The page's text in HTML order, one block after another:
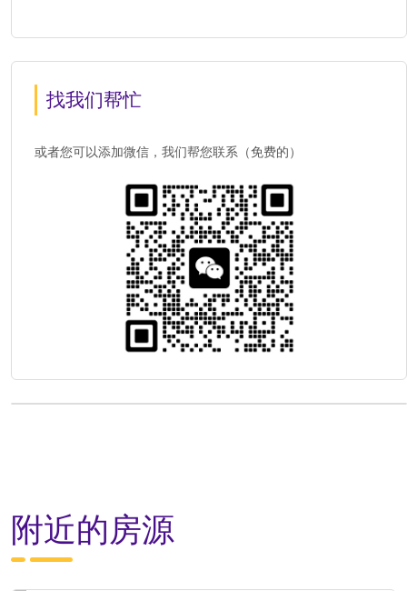
找我们帮忙
或者您可以添加微信，我们帮您联系（免费的）
附近的房源